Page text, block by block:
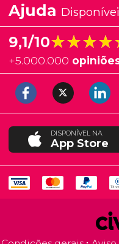
Ajuda
9,1/10
+5.000.000
DISPONÍVEL NA
App Store